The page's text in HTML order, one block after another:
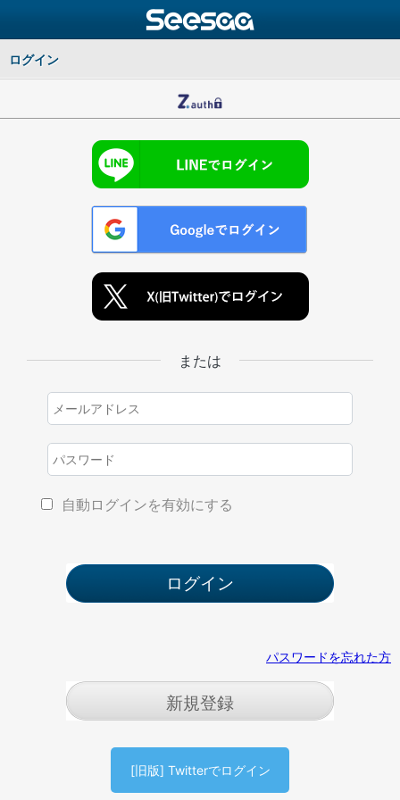
ログイン
または
自動ログインを有効にする
パスワードを忘れた方
新規登録
[旧版] Twitterでログイン